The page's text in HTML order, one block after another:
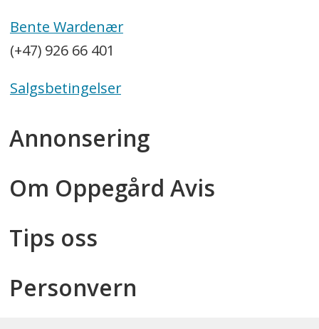
Bente Wardenær
(+47) 926 66 401
Salgsbetingelser
Annonsering
Om Oppegård Avis
Tips oss
Personvern